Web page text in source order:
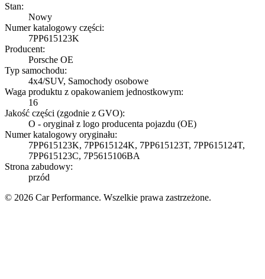
Stan:
Nowy
Numer katalogowy części:
7PP615123K
Producent:
Porsche OE
Typ samochodu:
4x4/SUV, Samochody osobowe
Waga produktu z opakowaniem jednostkowym:
16
Jakość części (zgodnie z GVO):
O - oryginał z logo producenta pojazdu (OE)
Numer katalogowy oryginału:
7PP615123K, 7PP615124K, 7PP615123T, 7PP615124T,
7PP615123C, 7P5615106BA
Strona zabudowy:
przód
© 2026 Car Performance. Wszelkie prawa zastrzeżone.